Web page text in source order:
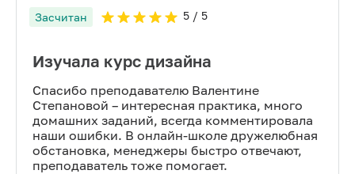
Засчитан 5/ 5
Изучала курс дизайна
Спасибо преподавателю Валентине
Степановой – интересная практика, много
домашних заданий, всегда комментировала
наши ошибки. В онлайн-школе дружелюбная
обстановка, менеджеры быстро отвечают,
преподаватель тоже помогает.